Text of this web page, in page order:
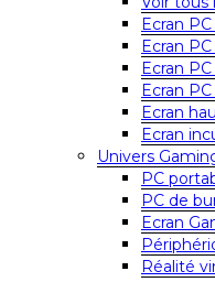
Ecran
Ecran
Ecran
Ecran
Ecran
Ecran
Univers
PC
PC de
Ecran
Réalité